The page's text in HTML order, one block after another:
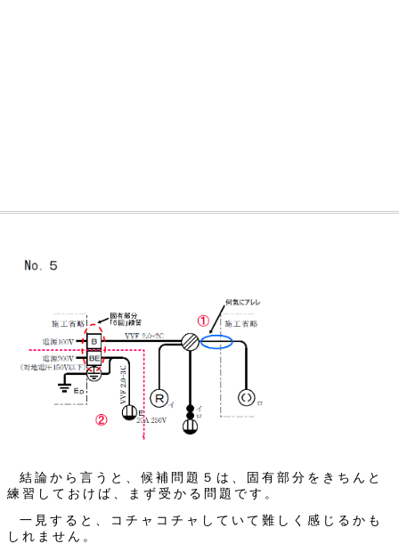
結論から言うと、候補問題５は、固有部分をきちんと
練習しておけば、まず受かる問題です。
一見すると、コチャコチャしていて難しく感じるかも
しれません。